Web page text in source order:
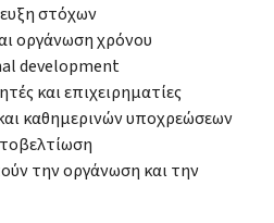
στόχων
οργάνωση χρόνου
development
και επιχειρηματίες
καθημερινών υποχρεώσεων
την οργάνωση και την